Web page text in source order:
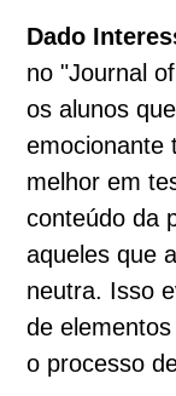
Dado
no "Journal
os alunos
emocionante
melhor em
conteúdo da
aqueles que
neutra. Isso
de
o processo